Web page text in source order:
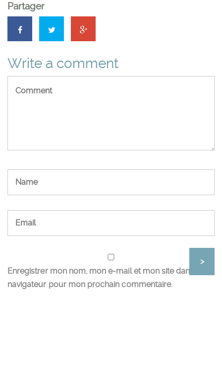
Partager
Write a comment
Enregistrer mon nom, mon e-mail et mon site dans le
navigateur pour mon prochain commentaire.